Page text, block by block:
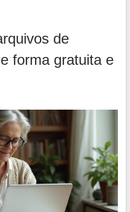
de
forma gratuita e